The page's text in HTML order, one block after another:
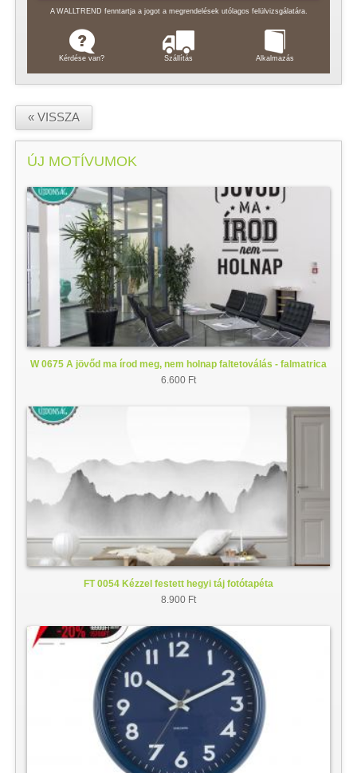
A WALLTREND fenntartja a jogot a megrendelések utólagos felülvizsgálatára.
Kérdése van? Szállítás Alkalmazás
« VISSZA
ÚJ MOTÍVUMOK
W 0675 A jövőd ma írod meg, nem holnap faltetoválás - falmatrica
6.600 Ft
FT 0054 Kézzel festett hegyi táj fotótapéta
8.900 Ft